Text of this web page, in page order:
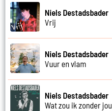
Niels Destadsbader
Vrij
Niels Destadsbader
Vuur en vlam
Niels Destadsbader
Wat zou ik zonder jou